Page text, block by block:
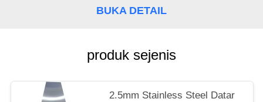
BUKA DETAIL
produk sejenis
2.5mm Stainless Steel Datar